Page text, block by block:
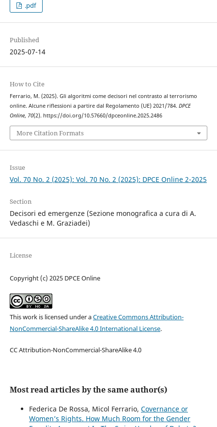
.pdf
Published
2025-07-14
How to Cite
Ferrario, M. (2025). Gli algoritmi come decisori nel contrasto al terrorismo
online. Alcune riflessioni a partire dal Regolamento (UE) 2021/784. DPCE
Online, 70(2). https://doi.org/10.57660/dpceonline.2025.2486
More Citation Formats
Issue
Vol. 70 No. 2 (2025): Vol. 70 No. 2 (2025): DPCE Online 2-2025
Section
Decisori ed emergenze (Sezione monografica a cura di A.
Vedaschi e M. Graziadei)
License
Copyright (c) 2025 DPCE Online
This work is licensed under aCreative Commons Attribution-
NonCommercial-ShareAlike 4.0 International License.
CC Attribution-NonCommercial-ShareAlike 4.0
Most read articles by the same author(s)
Federica De Rossa, Micol Ferrario, Covernance or
Women’s Rights. How Much Room for the Gender